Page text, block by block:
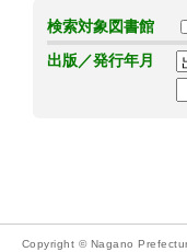
検索対象図書館
出版／発行年月
Copyright © Nagano